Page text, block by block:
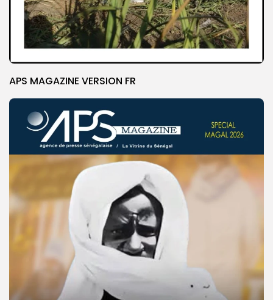
APS MAGAZINE VERSION FR